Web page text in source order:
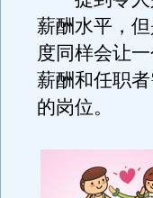
薪酬水平，
度同样会让
薪酬和任职
的岗位。